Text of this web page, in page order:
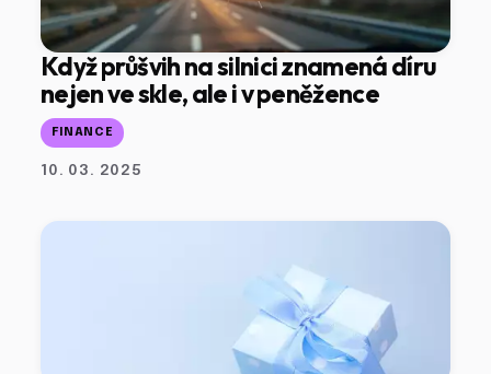
Když průšvih na silnici znamená díru
nejen ve skle, ale i v peněžence
FINANCE
10. 03. 2025